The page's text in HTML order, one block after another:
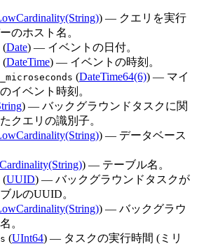
) — クエリを実行
のホスト名。
(Date) — イベントの日付。
(DateTime) — イベントの時刻。
(DateTime64(6)) — マイ
イベント時刻。
) — バックグラウンドタスクに関
クエリの識別子。
) — データベース
) — テーブル名。
(UUID) — バックグラウンドタスクが
ルのUUID。
) — バックグラウ
。
(UInt64) — タスクの実行時間 (ミリ